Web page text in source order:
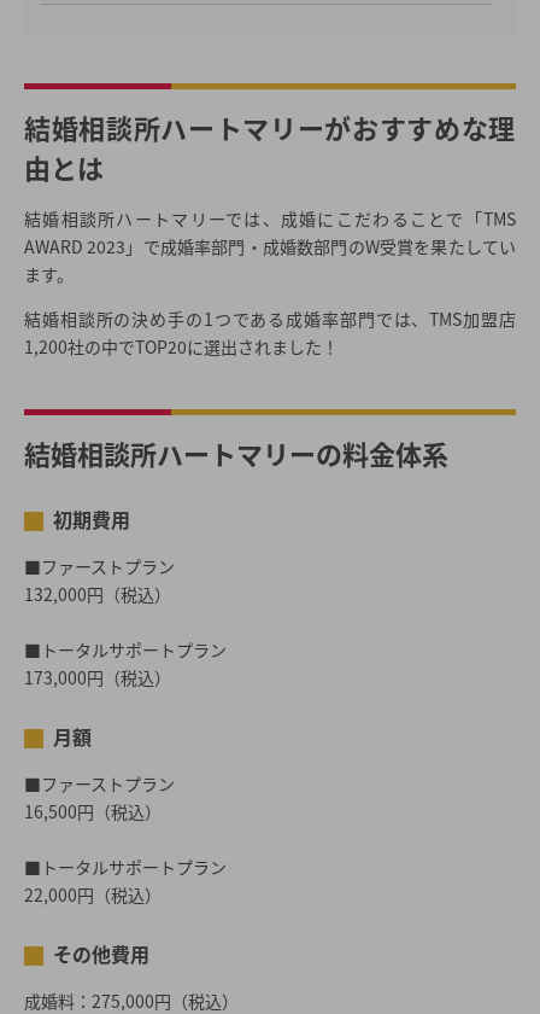
結婚相談所ハートマリーがおすすめな理
由とは
結婚相談所ハートマリーでは、成婚にこだわることで「TMS
AWARD 2023」で成婚率部門・成婚数部門のW受賞を果たしてい
ます。
結婚相談所の決め手の1つである成婚率部門では、TMS加盟店
1,200社の中でTOP20に選出されました！
結婚相談所ハートマリーの料金体系
初期費用
■ファーストプラン
132,000円（税込）
■トータルサポートプラン
173,000円（税込）
月額
■ファーストプラン
16,500円（税込）
■トータルサポートプラン
22,000円（税込）
その他費用
成婚料：275,000円（税込）